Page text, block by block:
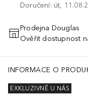
Doručení: út,
Prodejna Douglas
Ověřit dostupnost
INFORMACE O
EXKLUZIVNĚ U NÁS